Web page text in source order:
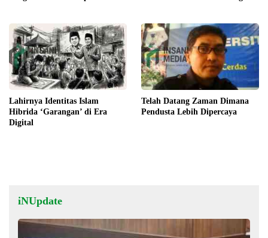
Lahirnya Identitas Islam
Hibrida ‘Garangan’ di Era
Digital
Telah Datang Zaman Dimana
Pendusta Lebih Dipercaya
iNUpdate